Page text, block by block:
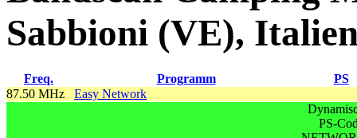
Sabbioni (VE),
Freq. Programm
PS
87.50 MHz
Easy Network
PS-